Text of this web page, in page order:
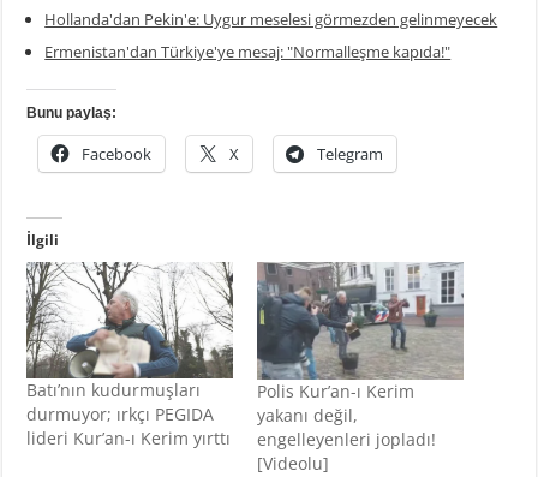
Hollanda'dan Pekin'e: Uygur meselesi görmezden gelinmeyecek
Ermenistan'dan Türkiye'ye mesaj: "Normalleşme kapıda!"
Bunu paylaş:
Facebook X Telegram
İlgili
Batı’nın kudurmuşları
durmuyor; ırkçı PEGIDA
lideri Kur’an-ı Kerim yırttı
Polis Kur’an-ı Kerim
yakanı değil,
engelleyenleri jopladı!
[Videolu]